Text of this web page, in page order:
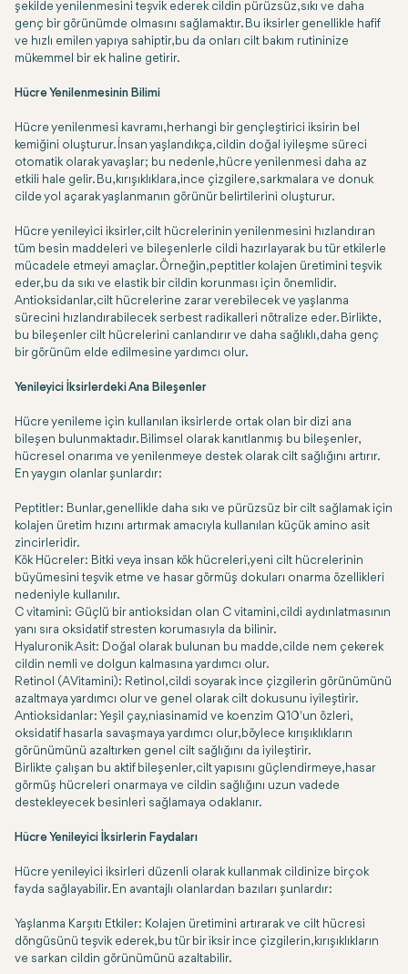
şekilde yenilenmesini teşvik ederek cildin pürüzsüz, sıkı ve daha
genç bir görünümde olmasını sağlamaktır. Bu iksirler genellikle hafif
ve hızlı emilen yapıya sahiptir, bu da onları cilt bakım rutininize
mükemmel bir ek haline getirir.
Hücre Yenilenmesinin Bilimi
Hücre yenilenmesi kavramı, herhangi bir gençleştirici iksirin bel
kemiğini oluşturur. İnsan yaşlandıkça, cildin doğal iyileşme süreci
otomatik olarak yavaşlar; bu nedenle, hücre yenilenmesi daha az
etkili hale gelir. Bu, kırışıklıklara, ince çizgilere, sarkmalara ve donuk
cilde yol açarak yaşlanmanın görünür belirtilerini oluşturur.
Hücre yenileyici iksirler, cilt hücrelerinin yenilenmesini hızlandıran
tüm besin maddeleri ve bileşenlerle cildi hazırlayarak bu tür etkilerle
mücadele etmeyi amaçlar. Örneğin, peptitler kolajen üretimini teşvik
eder, bu da sıkı ve elastik bir cildin korunması için önemlidir.
Antioksidanlar, cilt hücrelerine zarar verebilecek ve yaşlanma
sürecini hızlandırabilecek serbest radikalleri nötralize eder. Birlikte,
bu bileşenler cilt hücrelerini canlandırır ve daha sağlıklı, daha genç
bir görünüm elde edilmesine yardımcı olur.
Yenileyici İksirlerdeki Ana Bileşenler
Hücre yenileme için kullanılan iksirlerde ortak olan bir dizi ana
bileşen bulunmaktadır. Bilimsel olarak kanıtlanmış bu bileşenler,
hücresel onarıma ve yenilenmeye destek olarak cilt sağlığını artırır.
En yaygın olanlar şunlardır:
Peptitler: Bunlar, genellikle daha sıkı ve pürüzsüz bir cilt sağlamak için
kolajen üretim hızını artırmak amacıyla kullanılan küçük amino asit
zincirleridir.
Kök Hücreler: Bitki veya insan kök hücreleri, yeni cilt hücrelerinin
büyümesini teşvik etme ve hasar görmüş dokuları onarma özellikleri
nedeniyle kullanılır.
C vitamini: Güçlü bir antioksidan olan C vitamini, cildi aydınlatmasının
yanı sıra oksidatif stresten korumasıyla da bilinir.
Hyaluronik Asit: Doğal olarak bulunan bu madde, cilde nem çekerek
cildin nemli ve dolgun kalmasına yardımcı olur.
Retinol (A Vitamini): Retinol, cildi soyarak ince çizgilerin görünümünü
azaltmaya yardımcı olur ve genel olarak cilt dokusunu iyileştirir.
Antioksidanlar: Yeşil çay, niasinamid ve koenzim Q10'un özleri,
oksidatif hasarla savaşmaya yardımcı olur, böylece kırışıklıkların
görünümünü azaltırken genel cilt sağlığını da iyileştirir.
Birlikte çalışan bu aktif bileşenler, cilt yapısını güçlendirmeye, hasar
görmüş hücreleri onarmaya ve cildin sağlığını uzun vadede
destekleyecek besinleri sağlamaya odaklanır.
Hücre Yenileyici İksirlerin Faydaları
Hücre yenileyici iksirleri düzenli olarak kullanmak cildinize birçok
fayda sağlayabilir. En avantajlı olanlardan bazıları şunlardır:
Yaşlanma Karşıtı Etkiler: Kolajen üretimini artırarak ve cilt hücresi
döngüsünü teşvik ederek, bu tür bir iksir ince çizgilerin, kırışıklıkların
ve sarkan cildin görünümünü azaltabilir.